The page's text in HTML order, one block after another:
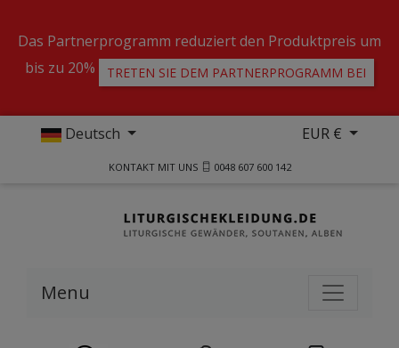
Das Partnerprogramm reduziert den Produktpreis um
bis zu 20%
TRETEN SIE DEM PARTNERPROGRAMM BEI
Deutsch EUR €
KONTAKT MIT UNS 0048 607 600 142
Menu